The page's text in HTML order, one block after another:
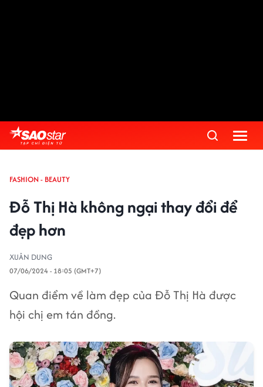
FASHION - BEAUTY
Đỗ Thị Hà không ngại thay đổi để
đẹp hơn
XUÂN DUNG
07/06/2024 - 18:05 (GMT+7)
Quan điểm về làm đẹp của Đỗ Thị Hà được
hội chị em tán đồng.